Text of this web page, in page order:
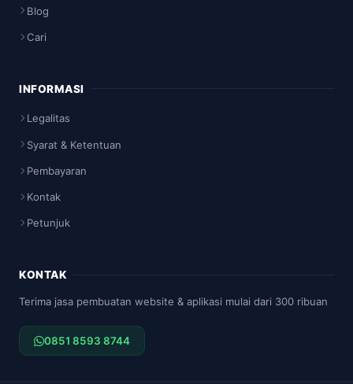
Blog
Cari
INFORMASI
Legalitas
Syarat & Ketentuan
Pembayaran
Kontak
Petunjuk
KONTAK
Terima jasa pembuatan website & aplikasi mulai dari 300 ribuan
0851 8593 8744